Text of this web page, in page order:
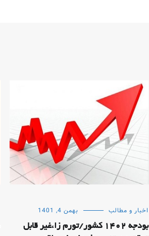
اخبار و مطالب بهمن 4, 1401
بودجه 1402 کشور/تورم زا،غیر قابل